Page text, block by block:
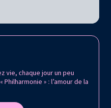
vie, chaque jour un peu
» : l’amour de la
sur